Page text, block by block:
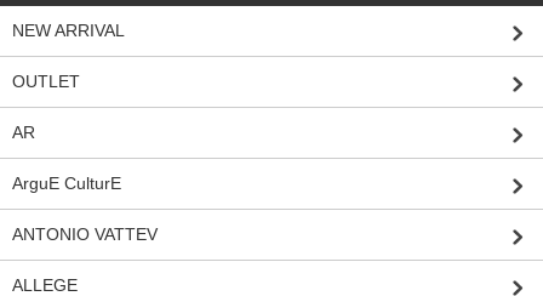
NEW ARRIVAL
OUTLET
AR
ArguE CulturE
ANTONIO VATTEV
ALLEGE